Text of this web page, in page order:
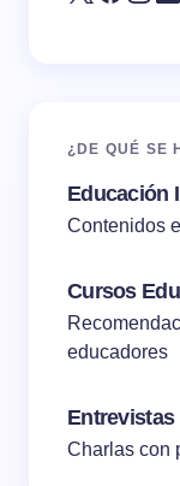
¿DE QUÉ SE
Educación
Contenidos
Cursos
educadores
Charlas con